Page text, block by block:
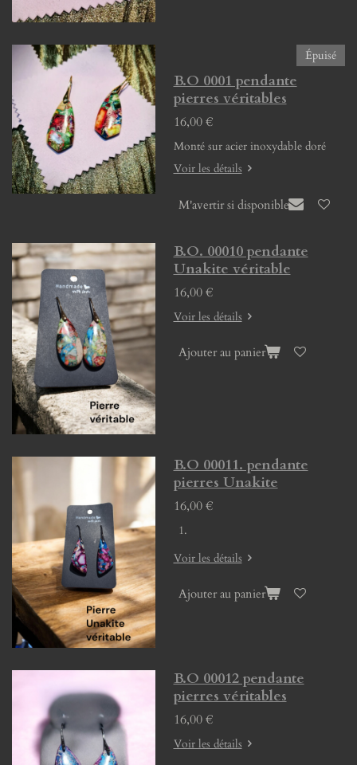
Épuisé
B.O 0001 pendante
pierres véritables
16,00 €
Monté sur acier inoxydable doré
Voir les détails
M'avertir si disponible
B.O. 00010 pendante
Unakite véritable
16,00 €
Voir les détails
Ajouter au panier
B.O 00011. pendante
pierres Unakite
16,00 €
Voir les détails
Ajouter au panier
B.O 00012 pendante
pierres véritables
16,00 €
Voir les détails